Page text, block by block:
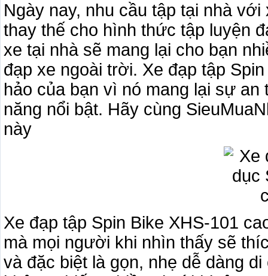
Ngày nay, nhu cầu tập tại nhà
thay thế cho hình thức tập luyện
xe tại nhà sẽ mang lại cho bạn
đạp xe ngoài trời. Xe đạp tập
hảo của bạn vì nó mang lại sự
năng nổi bật. Hãy cùng
này
Xe đạp tập Spin Bike XHS-101
mà mọi người khi nhìn thấy sẽ
và đặc biệt là gọn, nhẹ dễ dàng